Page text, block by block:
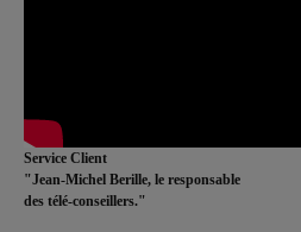
Service Client
"Jean-Michel Berille, le responsable
des télé-conseillers."